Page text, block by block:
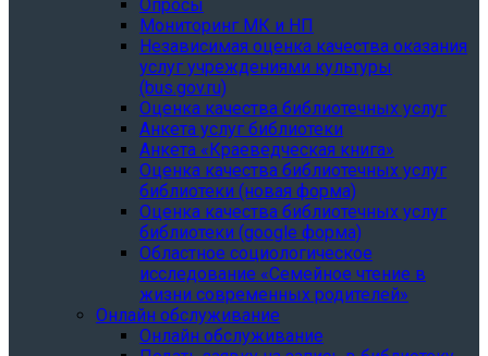
Опросы
Мониторинг МК и НП
Независимая оценка качества оказания
услуг учреждениями культуры
(bus.gov.ru)
Оценка качества библиотечных услуг
Анкета услуг библиотеки
Анкета «Краеведческая книга»
Oценка качества библиотечных услуг
библиотеки (новая форма)
Oценка качества библиотечных услуг
библиотеки (google форма)
Областное социологическое
исследование «Семейное чтение в
жизни современных родителей»
Онлайн обслуживание
Онлайн обслуживание